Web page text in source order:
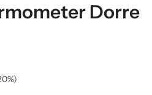
Dorre
%)